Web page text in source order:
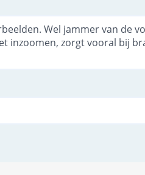
Wel jammer van de
inzoomen, zorgt vooral bij